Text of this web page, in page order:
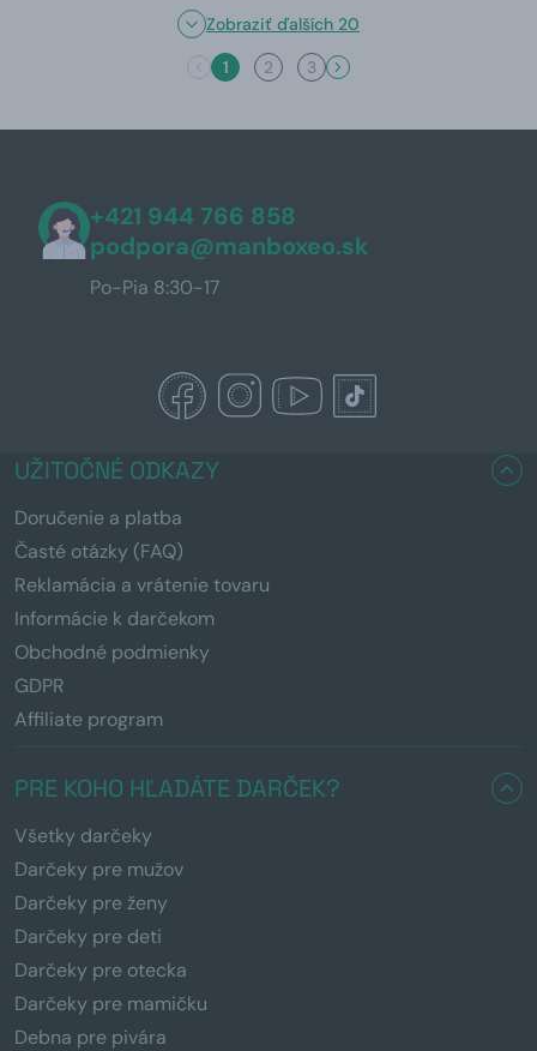
Zobraziť ďalších 20
1
2 3
+421 944 766 858
podpora@manboxeo.sk
Po-Pia 8:30-17
UŽITOČNÉ ODKAZY
Doručenie a platba
Časté otázky (FAQ)
Reklamácia a vrátenie tovaru
Informácie k darčekom
Obchodné podmienky
GDPR
Affiliate program
PRE KOHO HĽADÁTE DARČEK?
Všetky darčeky
Darčeky pre mužov
Darčeky pre ženy
Darčeky pre deti
Darčeky pre otecka
Darčeky pre mamičku
Debna pre pivára